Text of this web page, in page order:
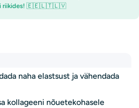
riikides! 🇪🇪🇱🇹🇱🇻
naha elastsust ja vähendada
kollageeni nõuetekohasele